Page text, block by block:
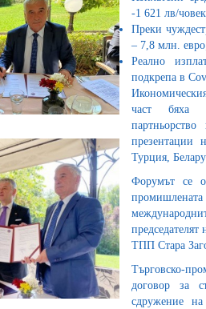
-1 621 лв/
Преки
– 7,8 млн.
Реално
подкрепа в
част бяха
презентации
Турция,
Форумът се
ТПП Стара
Търговско-
договор за
сдружение